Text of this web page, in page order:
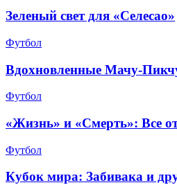
Зеленый свет для «Селесао»
Футбол
Вдохновленные Мачу-
Футбол
«Жизнь» и «Смерть»: Все
Футбол
Кубок мира: Забивака и